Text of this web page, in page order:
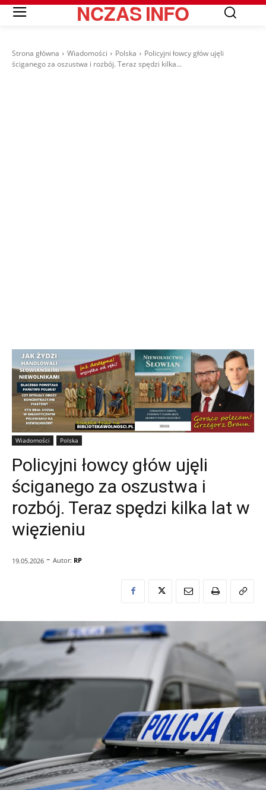
NCZASINFO
Strona główna Wiadomości Polska
Policyjni łowcy głów ujęli
ściganego za oszustwa i rozbój. Teraz spędzi kilka...
Wiadomości Polska
Policyjni łowcy głów ujęli
ściganego za oszustwa i
rozbój. Teraz spędzi kilka lat w
więzieniu
19.05.2026 - Autor: RP